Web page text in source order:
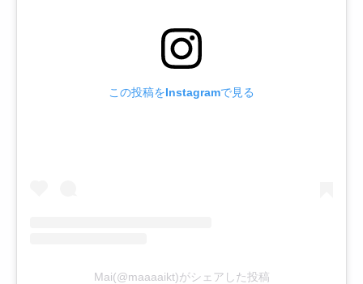
この投稿をInstagramで見る
Mai(@maaaaikt)がシェアした投稿